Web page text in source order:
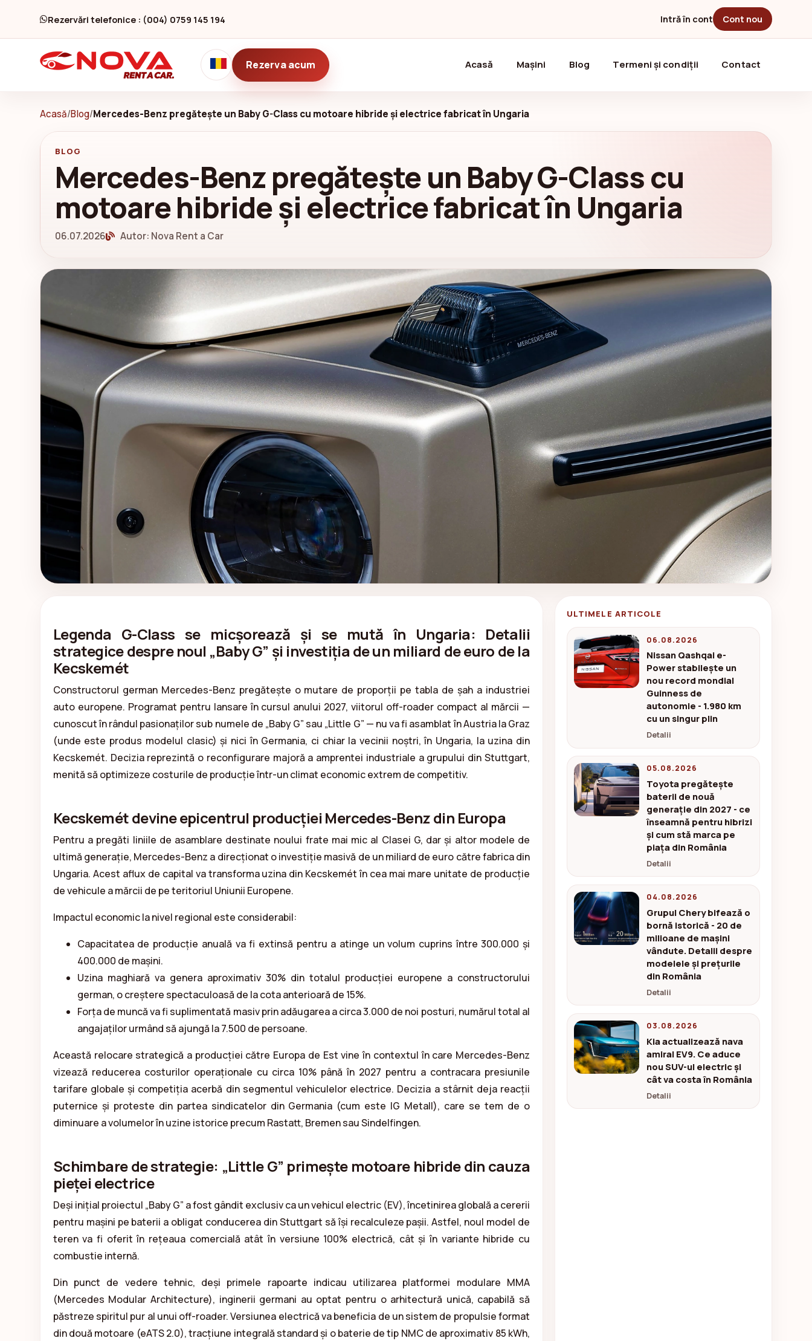
Rezervări telefonice : (004) 0759 145 194 Intră în cont Cont nou
Rezerva acum Acasă (current)
Mașini Blog Termeni și condiții Contact
Acasă/Blog/Mercedes-Benz pregătește un Baby G-Class cu motoare hibride și electrice fabricat în Ungaria
BLOG
Mercedes-Benz pregătește un Baby G-Class cu
motoare hibride și electrice fabricat în Ungaria
06.07.2026 Autor: Nova Rent a Car
Legenda G-Class se micșorează și se mută în Ungaria: Detalii
strategice despre noul „Baby G” și investiția de un miliard de euro de la
Kecskemét
Constructorul german Mercedes-Benz pregătește o mutare de proporții pe tabla de șah a industriei
auto europene. Programat pentru lansare în cursul anului 2027, viitorul off-roader compact al mărcii —
cunoscut în rândul pasionaților sub numele de „Baby G” sau „Little G” — nu va fi asamblat în Austria la Graz
(unde este produs modelul clasic) și nici în Germania, ci chiar la vecinii noștri, în Ungaria, la uzina din
Kecskemét. Decizia reprezintă o reconfigurare majoră a amprentei industriale a grupului din Stuttgart,
menită să optimizeze costurile de producție într-un climat economic extrem de competitiv.
Kecskemét devine epicentrul producției Mercedes-Benz din Europa
Pentru a pregăti liniile de asamblare destinate noului frate mai mic al Clasei G, dar și altor modele de
ultimă generație, Mercedes-Benz a direcționat o investiție masivă de un miliard de euro către fabrica din
Ungaria. Acest aflux de capital va transforma uzina din Kecskemét în cea mai mare unitate de producție
de vehicule a mărcii de pe teritoriul Uniunii Europene.
Impactul economic la nivel regional este considerabil:
Capacitatea de producție anuală va fi extinsă pentru a atinge un volum cuprins între 300.000 și
400.000 de mașini.
Uzina maghiară va genera aproximativ 30% din totalul producției europene a constructorului
german, o creștere spectaculoasă de la cota anterioară de 15%.
Forța de muncă va fi suplimentată masiv prin adăugarea a circa 3.000 de noi posturi, numărul total al
angajaților urmând să ajungă la 7.500 de persoane.
Această relocare strategică a producției către Europa de Est vine în contextul în care Mercedes-Benz
vizează reducerea costurilor operaționale cu circa 10% până în 2027 pentru a contracara presiunile
tarifare globale și competiția acerbă din segmentul vehiculelor electrice. Decizia a stârnit deja reacții
puternice și proteste din partea sindicatelor din Germania (cum este IG Metall), care se tem de o
diminuare a volumelor în uzine istorice precum Rastatt, Bremen sau Sindelfingen.
Schimbare de strategie: „Little G” primește motoare hibride din cauza
pieței electrice
Deși inițial proiectul „Baby G” a fost gândit exclusiv ca un vehicul electric (EV), încetinirea globală a cererii
pentru mașini pe baterii a obligat conducerea din Stuttgart să își recalculeze pașii. Astfel, noul model de
teren va fi oferit în rețeaua comercială atât în versiune 100% electrică, cât și în variante hibride cu
combustie internă.
Din punct de vedere tehnic, deși primele rapoarte indicau utilizarea platformei modulare MMA
(Mercedes Modular Architecture), inginerii germani au optat pentru o arhitectură unică, capabilă să
păstreze spiritul pur al unui off-roader. Versiunea electrică va beneficia de un sistem de propulsie format
din două motoare (eATS 2.0), tracțiune integrală standard și o baterie de tip NMC de aproximativ 85 kWh,
ULTIMELE ARTICOLE
06.08.2026
Nissan Qashqai e-
Power stabilește un
nou record mondial
Guinness de
autonomie - 1.980 km
cu un singur plin
Detalii
05.08.2026
Toyota pregătește
baterii de nouă
generație din 2027 - ce
înseamnă pentru hibrizi
și cum stă marca pe
piața din România
Detalii
04.08.2026
Grupul Chery bifează o
bornă istorică - 20 de
milioane de mașini
vândute. Detalii despre
modelele și prețurile
din România
Detalii
03.08.2026
Kia actualizează nava
amiral EV9. Ce aduce
nou SUV-ul electric și
cât va costa în România
Detalii